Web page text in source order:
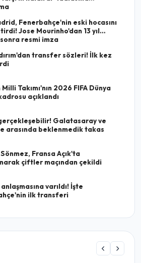
Fenerbahçe'nin eski hocasını
Jose Mourinho'dan 13 yıl
resmi imza
transfer sözleri! İlk kez
Takımı'nın 2026 FIFA Dünya
açıklandı
Galatasaray ve
arasında beklenmedik takas
Fransa Açık'ta
çiftler maçından çekildi
varıldı! İşte
ilk transferi